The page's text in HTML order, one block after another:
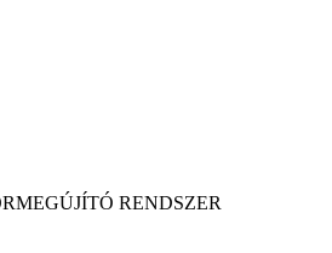
RENDSZER